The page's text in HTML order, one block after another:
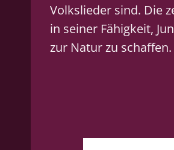
Volkslieder sind. Die
in seiner Fähigkeit,
zur Natur zu schaffen.